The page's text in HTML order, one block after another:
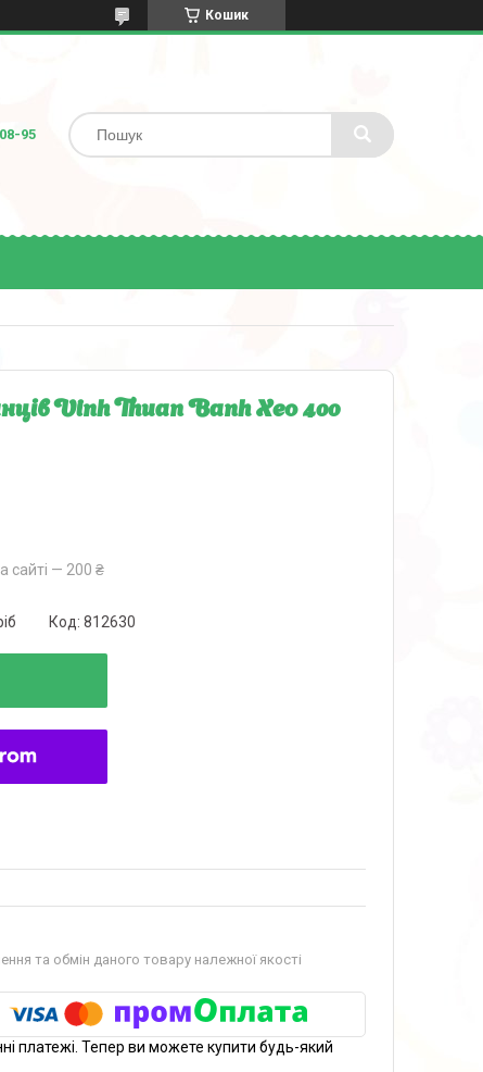
Кошик
95
Vinh Thuan Banh Xeo 400
сайті — 200 ₴
Код: 812630
та обмін даного товару належної якості
платежі. Тепер ви можете купити будь-який